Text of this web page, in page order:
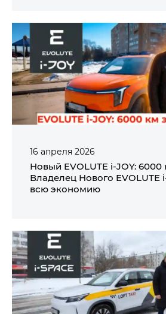
16 апреля 2026
Новый EVOLUTE i‑JOY: 6000
Владелец Нового EVOLUTE
всю экономию